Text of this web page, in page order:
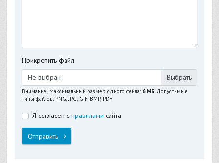
Прикрепить файл
Не выбран
Внимание! Максимальный размер одного файла: 6 МБ. Допустимые
типы файлов: PNG, JPG, GIF, BMP, PDF
Я согласен с правилами сайта
Отправить